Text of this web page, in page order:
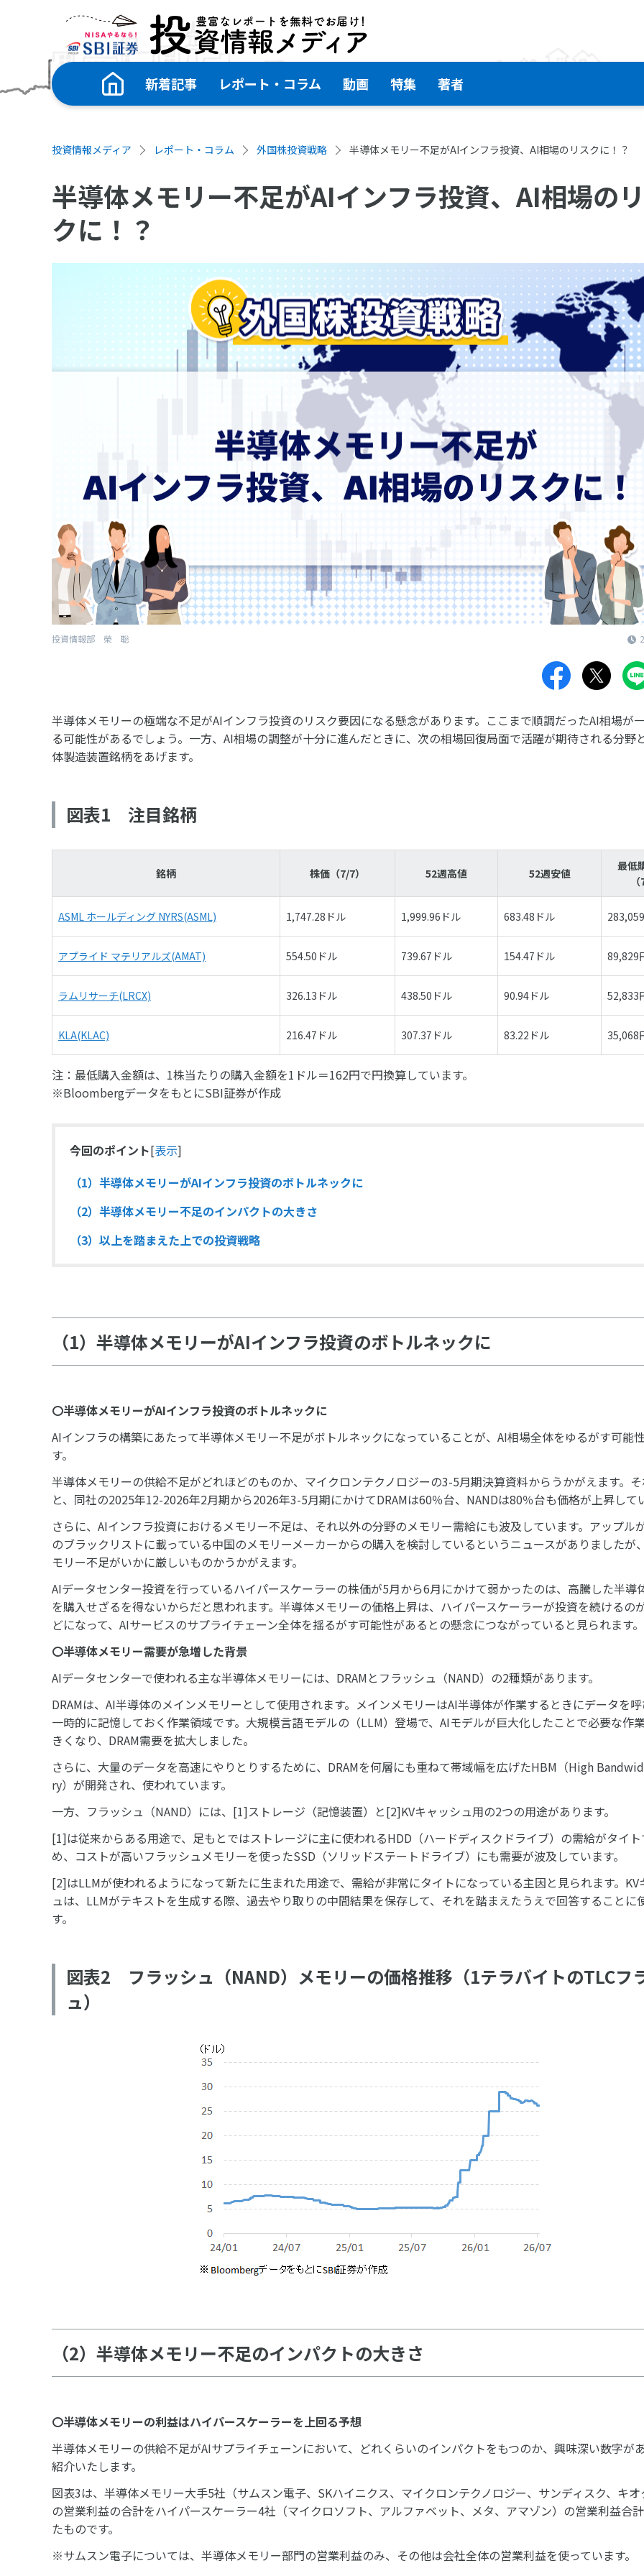
新着記事 レポート・コラム 動画 特集 著者
投資情報メディア レポート・コラム 外国株投資戦略 半導体メモリー不足がAIインフラ投資、AI相場のリスクに！？
半導体メモリー不足がAIインフラ投資、AI相場の
クに！？
投資情報部 榮 聡
半導体メモリーの極端な不足がAIインフラ投資のリスク要因になる懸念があります。ここまで順調だったAI相場が
る可能性があるでしょう。一方、AI相場の調整が十分に進んだときに、 次の相場回復局面で活躍が期待される分野
体製造装置銘柄をあげます。
図表1 注目銘柄
銘柄 株価（7/7） 52週高値 52週安値
最低
ASML ホールディング NYRS(ASML) 1,747.28ドル 1,999.96ドル 683.48ドル
アプライド マテリアルズ(AMAT) 554.50ドル 739.67ドル 154.47ドル 89,829
ラムリサーチ(LRCX) 326.13ドル 438.50ドル 90.94ドル 52,833
KLA(KLAC) 216.47ドル 307.37ドル 83.22ドル 35,068
注：最低購入金額は、1株当たりの購入金額を1ドル＝162円で円換算しています。
※BloombergデータをもとにSBI証券が作成
今回のポイント[表示]
（1）半導体メモリーがAIインフラ投資のボトルネックに
（2）半導体メモリー不足のインパクトの大きさ
（3）以上を踏まえた上での投資戦略
（1）半導体メモリーがAIインフラ投資のボトルネックに
〇半導体メモリーがAIインフラ投資のボトルネックに
AIインフラの構築にあたって半導体メモリー不足がボトルネックになっていることが、AI相場全体をゆるがす可能
す。
半導体メモリーの供給不足がどれほどのものか、マイクロンテクノロジーの3-5月期決算資料からうかがえます。
と、同社の2025年12-2026年2月期から2026年3-5月期にかけてDRAMは60％台、NANDは80％台も価格が上昇して
さらに、AIインフラ投資におけるメモリー不足は、それ以外の分野のメモリー需給にも波及しています。アップル
のブラックリストに載っている中国のメモリーメーカーからの購入を検討しているというニュースがありましたが
モリー不足がいかに厳しいものかうかがえます。
AIデータセンター投資を行っているハイパースケーラーの株価が5月から6月にかけて弱かったのは、高騰した半導
を購入せざるを得ないからだと思われます。半導体メモリーの価格上昇は、ハイパースケーラーが投資を続けるの
どになって、AIサービスのサプライチェーン全体を揺るがす可能性があるとの懸念につながっていると見られます。
〇半導体メモリー需要が急増した背景
AIデータセンターで使われる主な半導体メモリーには、DRAMとフラッシュ（NAND）の2種類があります。
DRAMは、AI半導体のメインメモリーとして使用されます。メインメモリーはAI半導体が作業するときにデータを
一時的に記憶しておく作業領域です。大規模言語モデルの（LLM）登場で、AIモデルが巨大化したことで必要な作
きくなり、DRAM需要を拡大しました。
さらに、大量のデータを高速にやりとりするために、DRAMを何層にも重ねて帯域幅を広げたHBM（High
ry）が開発され、使われています。
一方、フラッシュ（NAND）には、[1]ストレージ（記憶装置）と[2]KVキャッシュ用の2つの用途があります。
[1]は従来からある用途で、足もとではストレージに主に使われるHDD（ハードディスクドライブ）の需給がタイ
め、コストが高いフラッシュメモリーを使ったSSD（ソリッドステートドライブ）にも需要が波及しています。
[2]はLLMが使われるようになって新たに生まれた用途で、需給が非常にタイトになっている主因と見られます。KV
ュは、LLMがテキストを生成する際、過去やり取りの中間結果を保存して、それを踏まえたうえで回答することに
す。
図表2 フラッシュ（NAND）メモリーの価格推移（1テラバイトのTLCフ
ュ）
（2）半導体メモリー不足のインパクトの大きさ
〇半導体メモリーの利益はハイパースケーラーを上回る予想
半導体メモリーの供給不足がAIサプライチェーンにおいて、どれくらいのインパクトをもつのか、興味深い数字が
紹介いたします。
図表3は、半導体メモリー大手5社（サムスン電子、SKハイニクス、マイクロンテクノロジー、サンディスク、キ
の営業利益の合計をハイパースケーラー4社（マイクロソフト、アルファベット、メタ、アマゾン）の営業利益合
たものです。
※サムスン電子については、半導体メモリー部門の営業利益のみ、その他は会社全体の営業利益を使っています。